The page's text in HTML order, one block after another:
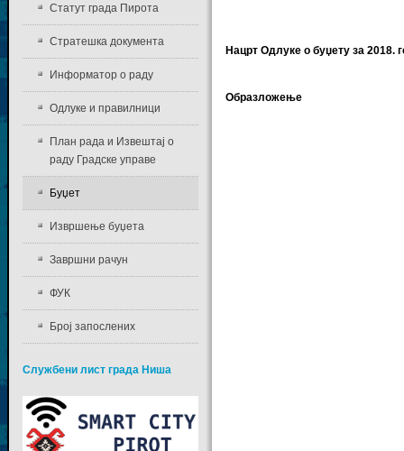
Нацрт Одлуке о буџету за 2018.
Образложење
Статут града Пирота
Стратешка документа
Информатор о раду
Одлуке и правилници
План рада и Извештај о
раду Градске управе
Буџет
Извршење буџета
Завршни рачун
ФУК
Број запослених
Службени лист града Ниша